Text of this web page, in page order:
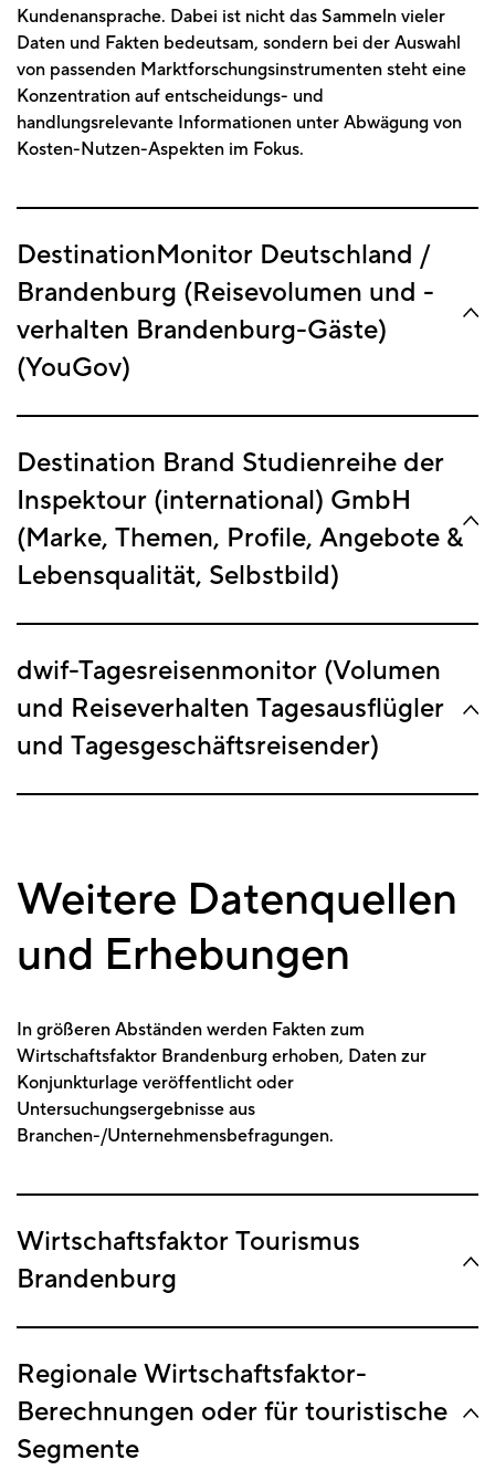
Kundenansprache. Dabei ist nicht das Sammeln vieler
Daten und Fakten bedeutsam, sondern bei der Auswahl
von passenden Marktforschungsinstrumenten steht eine
Konzentration auf entscheidungs- und
handlungsrelevante Informationen unter Abwägung von
Kosten-Nutzen-Aspekten im Fokus.
DestinationMonitor Deutschland /
Brandenburg (Reisevolumen und -
verhalten Brandenburg-Gäste)
(YouGov)
Destination Brand Studienreihe der
Inspektour (international) GmbH
(Marke, Themen, Profile, Angebote &
Lebensqualität, Selbstbild)
dwif-Tagesreisenmonitor (Volumen
und Reiseverhalten Tagesausflügler
und Tagesgeschäftsreisender)
Weitere Datenquellen
und Erhebungen
In größeren Abständen werden Fakten zum
Wirtschaftsfaktor Brandenburg erhoben, Daten zur
Konjunkturlage veröffentlicht oder
Untersuchungsergebnisse aus
Branchen-/Unternehmensbefragungen.
Wirtschaftsfaktor Tourismus
Brandenburg
Regionale Wirtschaftsfaktor-
Berechnungen oder für touristische
Segmente